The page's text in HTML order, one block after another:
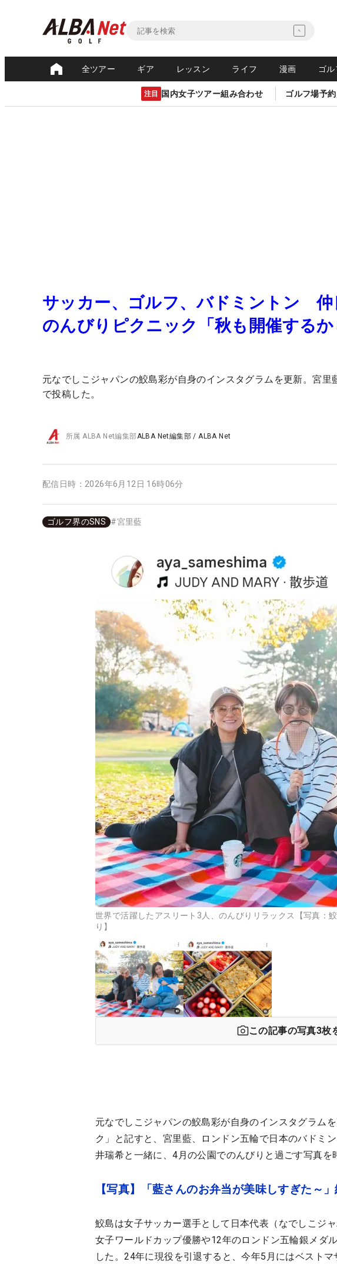
全ツアー ギア レッスン ライフ 漫画 ゴ
注目 国内女子ツアー組み合わせ ゴルフ場予
サッカー、ゴルフ、バドミントン
のんびりピクニック「秋も開催するか
元なでしこジャパンの鮫島彩が自身のインスタグラムを更新。宮
で投稿した。
所属ALBA Net編集部ALBA Net編集部 /ALBA Net
配信日時： 2026年6月12日 16時06分
ゴルフ界のSNS #宮里藍
世界で活躍したアスリート3人、のんびりリラックス【写真：
り】
この記事の写真3枚
元なでしこジャパンの鮫島彩が自身のインスタグラム
ク」と記すと、宮里藍、ロンドン五輪で日本のバドミ
井瑞希と一緒に、4月の公園でのんびりと過ごす写真を
【写真】「藍さんのお弁当が美味しすぎた～
鮫島は女子サッカー選手として日本代表（なでしこジ
女子ワールドカップ優勝や12年のロンドン五輪銀メダ
した。24年に現役を引退すると、今年5月にはベストマ